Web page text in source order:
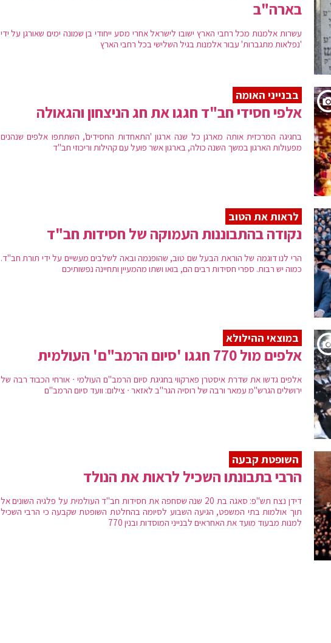
ואת החצר בין שלושת הבניינים.
בארה"ב
עשרות אלמנות מכל רחבי הארץ ישובו לישראל אחרי מסע ייחודי בן שמונה ימים שאורגן על ידי
'נפלאות מתגברות' עבור אלמנות בגיל השלישי בכל רחבי הארץ
בבנייני האומה
אלפי חסידי חב"ד חגגו את חג הניצחון והגאולה
בחגיגה המרכזית אותה מארגן כל שנה ארגון 'התאחדות החסידים', השתתפו אלפים שנהנים
מפעולות הארגון במשך השנה כולה, בארגון אשר פועל עם קהילות וריכוזי חב"ד
לראות את הטוב
נקודה בהתבוננות העמוקה של חסידות חב"ד
הרי לנו דוגמה של הוראת הבעל שם טוב, שהופנמה ובאה לשלבים מעשיים על ידי תורת חב"ד.
כמוה יש רבות. ספרי חסידות רבים הם, בואו ושתו מהמעיין ותחיינה נפשותיכם
במוצאי ההילולא
אלפים מול 770 חגגו 'סיום הרמב"ם' העולמית
אלפים גדשו את שדרת איסטרן פארקווי בחגיגת סיום הרמב"ם העולמי ∙ אורחי הכבוד רבה של
ירושלים הגרש"מ עמאר ורבה של רוסיה הגר"ב לאזאר ∙ צילום: וועד סיום הרמב"ם
השופטת קבעה
הרבי בתבונתו השכיל לראות את הנולד
דידן נצח תש"פ: סאגה בת 20 שנה שסחפה את חסידות חב"ד העולמית על פלגיה השונים אל
תוך אולמות בתי המשפט, הגיעה השבוע לסיומה בהחלטת השופטת שקבעה כי הרבי השכיל
למנות מבעוד מועד את האחראים לבנייני המוסדות ובנין 770